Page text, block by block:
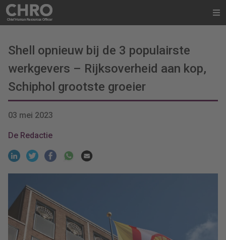
Shell opnieuw bij de 3 populairste
werkgevers – Rijksoverheid aan kop,
Schiphol grootste groeier
03 mei 2023
De Redactie